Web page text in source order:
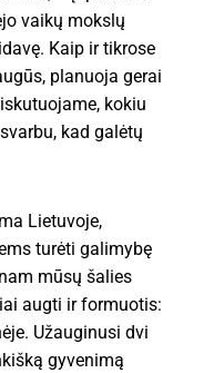
vaikų mokslų
Kaip ir tikrose
planuoja gerai
kokiu
kad galėtų
Lietuvoje,
turėti galimybę
mūsų šalies
augti ir formuotis:
Užauginusi dvi
gyvenimą